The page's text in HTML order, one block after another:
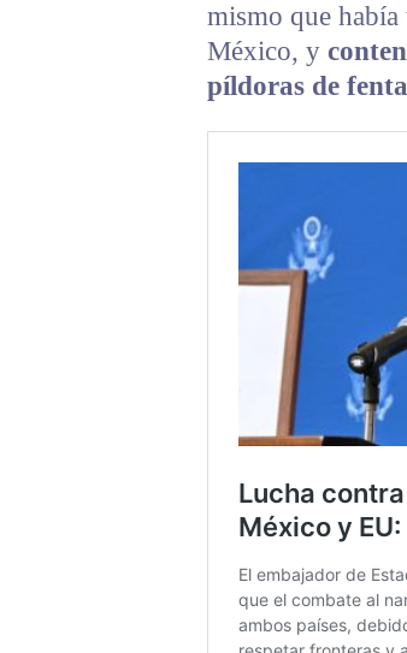
mismo que
México, y
píldoras de